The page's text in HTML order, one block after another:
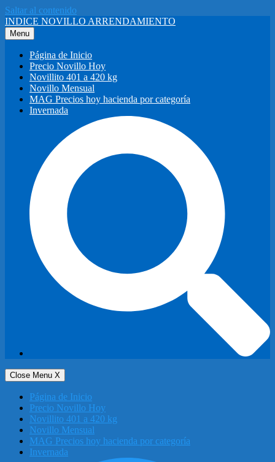
Saltar al contenido
INDICE NOVILLO ARRENDAMIENTO
Menu
Página de Inicio
Precio Novillo Hoy
Novillito 401 a 420 kg
Novillo Mensual
MAG Precios hoy hacienda por categoría
Invernada
Close Menu X
Página de Inicio
Precio Novillo Hoy
Novillito 401 a 420 kg
Novillo Mensual
MAG Precios hoy hacienda por categoría
Invernada